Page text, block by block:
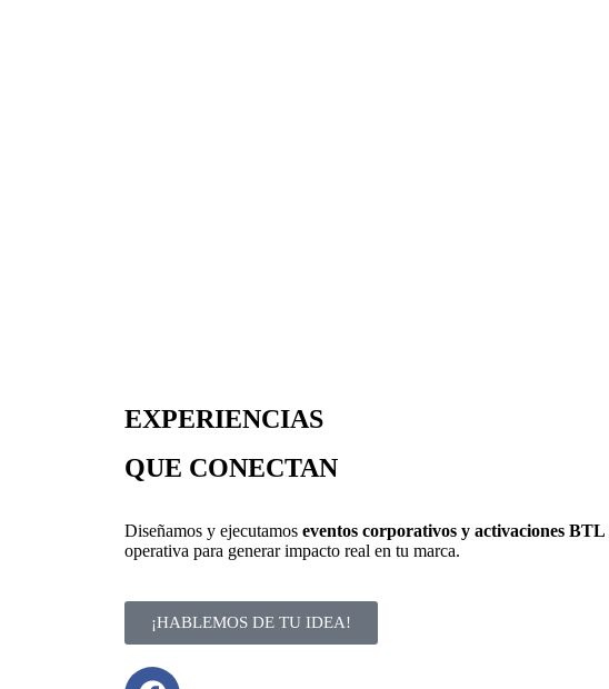
EXPERIENCIAS
QUE CONECTAN
Diseñamos y ejecutamos eventos corporativos y activaciones BTL
operativa para generar impacto real en tu marca.
¡HABLEMOS DE TU IDEA!